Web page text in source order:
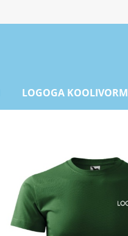
LOGOGA KOOLIVORM